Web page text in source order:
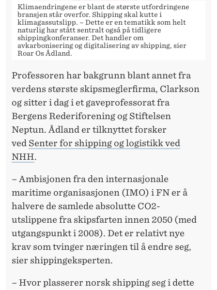
Klimaendringene er blant de største utfordringene
bransjen står overfor. Shipping skal kutte i
klimagassutslipp. – Dette er en tematikk som helt
naturlig har stått sentralt også på tidligere
shippingkonferanser. Det handler om
avkarbonisering og digitalisering av shipping, sier
Roar Os Ådland.
Professoren har bakgrunn blant annet fra
verdens største skipsmeglerfirma, Clarkson
og sitter i dag i et gaveprofessorat fra
Bergens Rederiforening og Stiftelsen
Neptun. Ådland er tilknyttet forsker
ved Senter for shipping og logistikk ved
NHH.
– Ambisjonen fra den internasjonale
maritime organisasjonen (IMO) i FN er å
halvere de samlede absolutte CO2-
utslippene fra skipsfarten innen 2050 (med
utgangspunkt i 2008). Det er relativt nye
krav som tvinger næringen til å endre seg,
sier shippingeksperten.
– Hvor plasserer norsk shipping seg i dette